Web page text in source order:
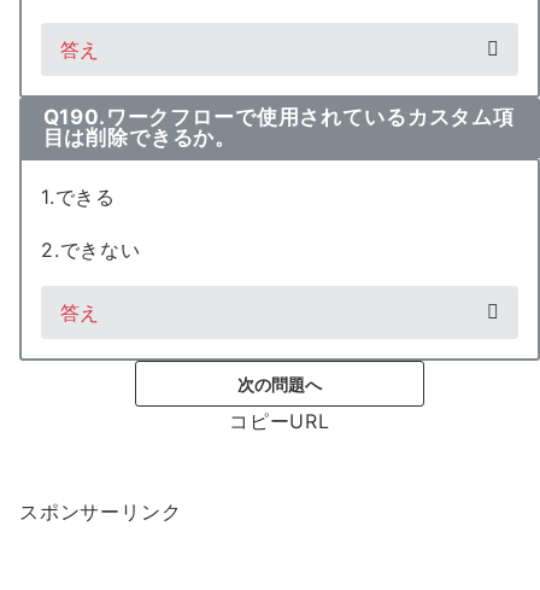
答え
Q190.ワークフローで使用されているカスタム項
目は削除できるか。
1.できる
2.できない
答え
次の問題へ
コピーURL
スポンサーリンク